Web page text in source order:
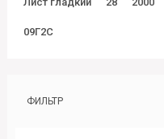
09Г2С
ФИЛЬТР